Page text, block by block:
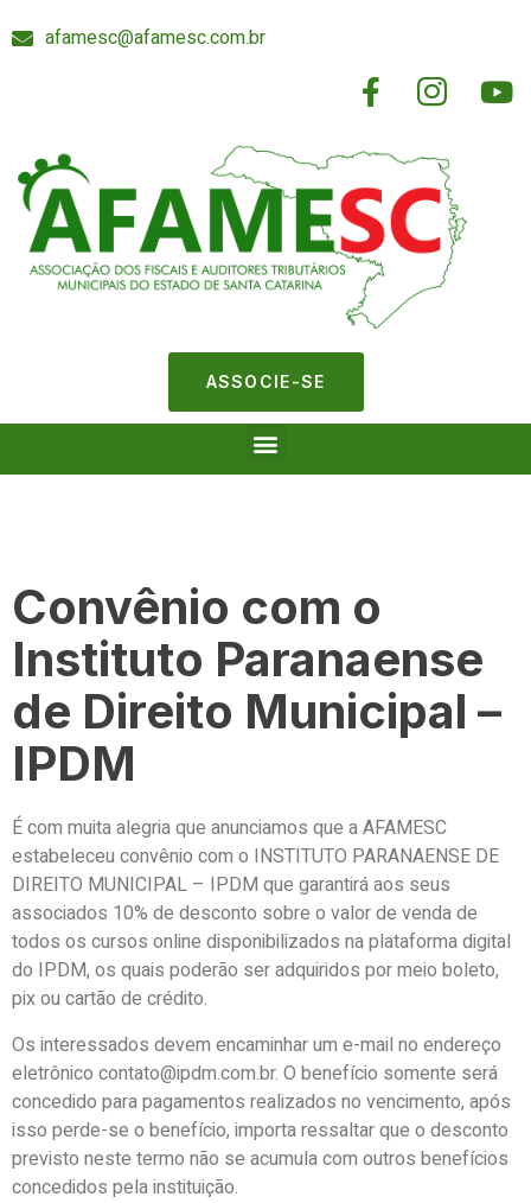
afamesc@afamesc.com.br
ASSOCIE-SE
Convênio com o
Instituto Paranaense
de Direito Municipal –
IPDM
É com muita alegria que anunciamos que a AFAMESC
estabeleceu convênio com o INSTITUTO PARANAENSE DE
DIREITO MUNICIPAL – IPDM que garantirá aos seus
associados 10% de desconto sobre o valor de venda de
todos os cursos online disponibilizados na plataforma digital
do IPDM, os quais poderão ser adquiridos por meio boleto,
pix ou cartão de crédito.
Os interessados devem encaminhar um e-mail no endereço
eletrônico contato@ipdm.com.br. O benefício somente será
concedido para pagamentos realizados no vencimento, após
isso perde-se o benefício, importa ressaltar que o desconto
previsto neste termo não se acumula com outros benefícios
concedidos pela instituição.